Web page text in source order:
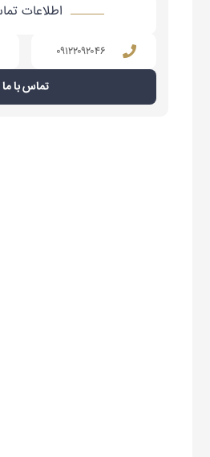
اطلاعات
۰۹۱۲۲۰۹۲۰۴۶
تماس با ما